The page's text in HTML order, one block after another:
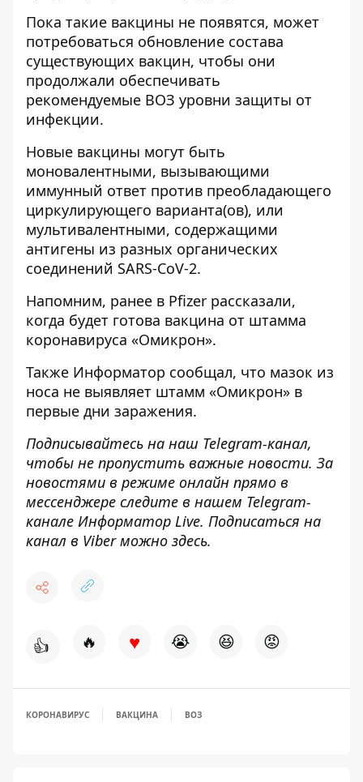
Пока такие вакцины не появятся, может
потребоваться обновление состава
существующих вакцин, чтобы они
продолжали обеспечивать
рекомендуемые ВОЗ уровни защиты от
инфекции.
Новые вакцины могут быть
моновалентными, вызывающими
иммунный ответ против преобладающего
циркулирующего варианта(ов), или
мультивалентными, содержащими
антигены из разных органических
соединений SARS-CoV-2.
Напомним, ранее в Pfizer рассказали,
когда будет готова вакцина от штамма
коронавируса «Омикрон».
Также Информатор сообщал, что мазок из
носа не выявляет штамм «Омикрон» в
первые дни заражения.
Подписывайтесь на наш Telegram-канал,
чтобы не пропустить важные новости. За
новостями в режиме онлайн прямо в
мессенджере следите в нашем Telegram-
канале Информатор Live. Подписаться на
канал в Viber можно здесь.
👍 🔥 ♥ 😭 😆 😡
КОРОНАВИРУС ВАКЦИНА ВОЗ